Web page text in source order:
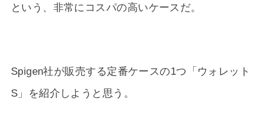
という、非常にコスパの高いケースだ。
Spigen社が販売する定番ケースの1つ「ウォレット
S」を紹介しようと思う。